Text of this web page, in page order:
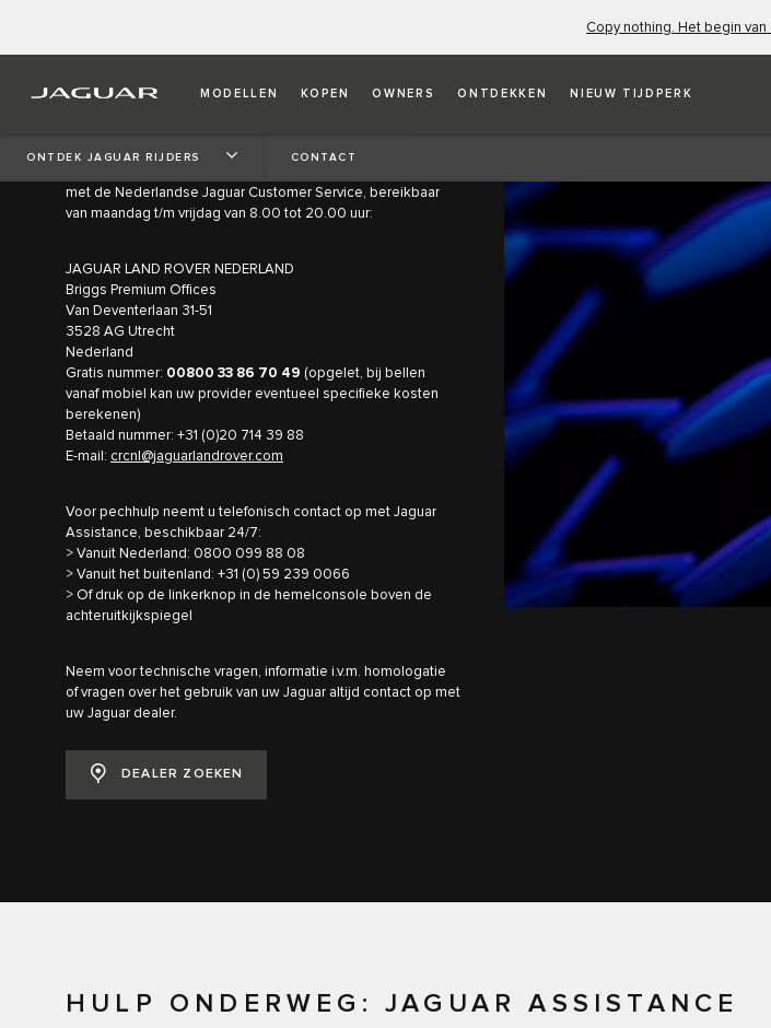
Copy nothing. Het begin
MODELLEN KOPEN OWNERS ONTDEKKEN NIEUW TIJDPERK
ONTDEK JAGUAR RIJDERS CONTACT
JAGUAR LAND ROVER
met de Nederlandse Jaguar Customer Service, bereikbaar
van maandag t/m vrijdag van 8.00 tot 20.00 uur:
JAGUAR LAND ROVER NEDERLAND
Briggs Premium Offices
Van Deventerlaan 31-51
3528 AG Utrecht
Nederland
Gratis nummer: 00800 33 86 70 49 (opgelet, bij bellen
vanaf mobiel kan uw provider eventueel specifieke kosten
berekenen)
Betaald nummer: +31 (0)20 714 39 88
E-mail: crcnl@jaguarlandrover.com
Voor pechhulp neemt u telefonisch contact op met Jaguar
Assistance, beschikbaar 24/7:
> Vanuit Nederland: 0800 099 88 08
> Vanuit het buitenland: +31 (0) 59 239 0066
> Of druk op de linkerknop in de hemelconsole boven de
achteruitkijkspiegel
Neem voor technische vragen, informatie i.v.m. homologatie
of vragen over het gebruik van uw Jaguar altijd contact op met
uw Jaguar dealer.
DEALER ZOEKEN
HULP ONDERWEG: JAGUAR ASSISTANCE